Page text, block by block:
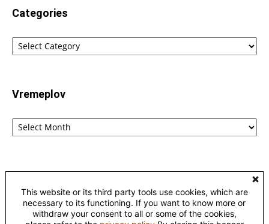
Categories
Categories
Vremeplov
Vremeplov
Kontakt
Privacy
This website or its third party tools use cookies, which are
necessary to its functioning. If you want to know more or
withdraw your consent to all or some of the cookies,